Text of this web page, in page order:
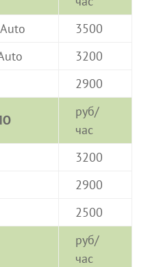
3500
3200
2900
руб/
час
3200
2900
2500
руб/
час